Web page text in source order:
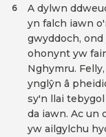
A dylwn
yn falch iawn
gwyddoch,
ohonynt yw
Nghymru.
ynglŷn â
sy'n llai
da iawn. Ac un
yw ailgylchu
6